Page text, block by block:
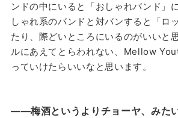
ンドの中にいると「おしゃれバンド」
しゃれ系のバンドと対バンすると「ロ
たり、際どいところにいるのがいいと
ルにあえてとらわれない、Mellow
っていけたらいいなと思います。
——梅酒というよりチョーヤ、みた